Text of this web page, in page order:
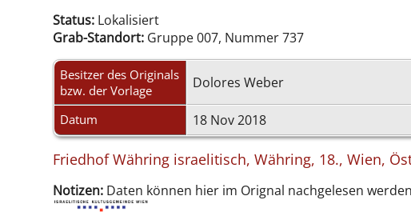
Status: Lokalisiert
Grab-Standort: Gruppe 007, Nummer 737
Besitzer des Originals
bzw. der Vorlage
Dolores Weber
Datum 18 Nov 2018
Friedhof Währing israelitisch, Währing, 18., Wien,
Notizen: Daten können hier im Orignal nachgelesen